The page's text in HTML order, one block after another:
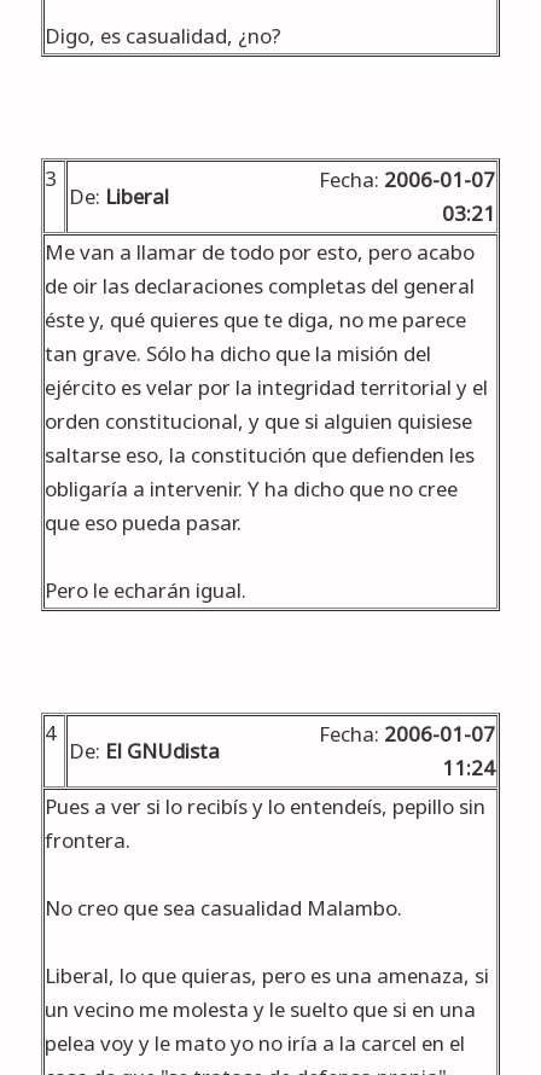
Digo, es casualidad, ¿no?
3
De: Liberal
Fecha: 2006-01-07
03:21
Me van a llamar de todo por esto, pero acabo
de oir las declaraciones completas del general
éste y, qué quieres que te diga, no me parece
tan grave. Sólo ha dicho que la misión del
ejército es velar por la integridad territorial y el
orden constitucional, y que si alguien quisiese
saltarse eso, la constitución que defienden les
obligaría a intervenir. Y ha dicho que no cree
que eso pueda pasar.
Pero le echarán igual.
4
De: El GNUdista
Fecha: 2006-01-07
11:24
Pues a ver si lo recibís y lo entendeís, pepillo sin
frontera.
No creo que sea casualidad Malambo.
Liberal, lo que quieras, pero es una amenaza, si
un vecino me molesta y le suelto que si en una
pelea voy y le mato yo no iría a la carcel en el